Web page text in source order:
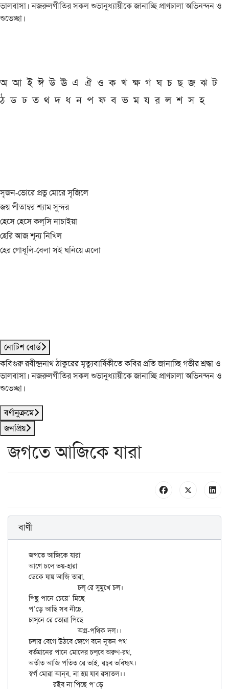
ভালবাসা। নজরুলগীতির সকল শুভানুধ্যায়ীকে জানাচ্ছি প্রাণঢালা অভিনন্দন ও
শুভেচ্ছা।
অ আ ই ঈ উ ঊ এ ঐ ও ক খ ক্ষ গ ঘ চ ছ জ ঝ ট
ঠ ড ঢ ত থ দ ধ ন প ফ ব ভ ম য র ল শ স হ
সৃজন-ভোরে প্রভু মোরে সৃজিলে
জয় পীতাম্বর শ্যাম সুন্দর
হেসে হেসে কল্‌সি নাচাইয়া
হেরি আজ শূন্য নিখিল
হের গোধূলি-বেলা সই ঘনিয়ে এলো
নোটিশ বোর্ড
কবিগুরু রবীন্দ্রনাথ ঠাকুরের মৃত্যুবার্ষিকীতে কবির প্রতি জানাচ্ছি গভীর শ্রদ্ধা ও
ভালবাসা। নজরুলগীতির সকল শুভানুধ্যায়ীকে জানাচ্ছি প্রাণঢালা অভিনন্দন ও
শুভেচ্ছা।
বর্ণানুক্রমে
জনপ্রিয়
জগতে আজিকে যারা
বাণী
জগতে আজিকে যারা
আগে চলে ভয়-হারা
ডেকে যায় আজি তারা,
		চল্‌ রে সুমুখে চল।
পিছু পানে চেয়ে’ মিছে
প’ড়ে আছি সব নীচে,
চাস্‌নে রে তোরা পিছে
		অগ্র-পথিক দল।।
চলার বেগে উঠবে জেগে বনে নূতন পথ
বর্তমানের পানে মোদের চল্‌বে অরুণ-রথ,
অতীত আজি পতিত রে ভাই, রচ্‌ব ভবিষ্যৎ।
স্বর্গ মোরা আন্‌ব, না হয় যাব রসাতল।।
	রইব না পিছে প’ড়ে